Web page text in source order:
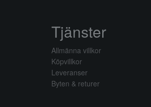
Tjänster
Allmänna villkor
Köpvillkor
Leveranser
Byten & returer